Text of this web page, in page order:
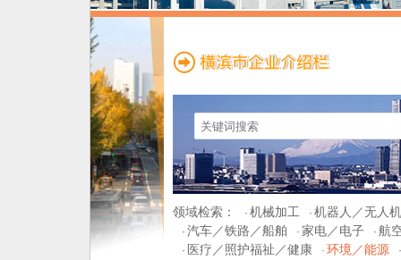
领域检索： · 机械加工 · 机器人／无人机
· 汽车／铁路／船舶 · 家电／电子 · 航
· 医疗／照护福祉／健康 · 环境／能源
·